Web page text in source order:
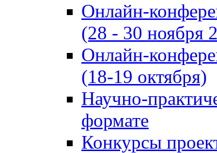
Онлайн-
(28 - 30 ноября
Онлайн-
(18-19 октября)
Научно-
формате
Конкурсы